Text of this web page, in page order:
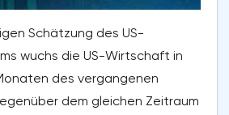
Schätzung des US-
wuchs die US-Wirtschaft in
des vergangenen
dem gleichen Zeitraum